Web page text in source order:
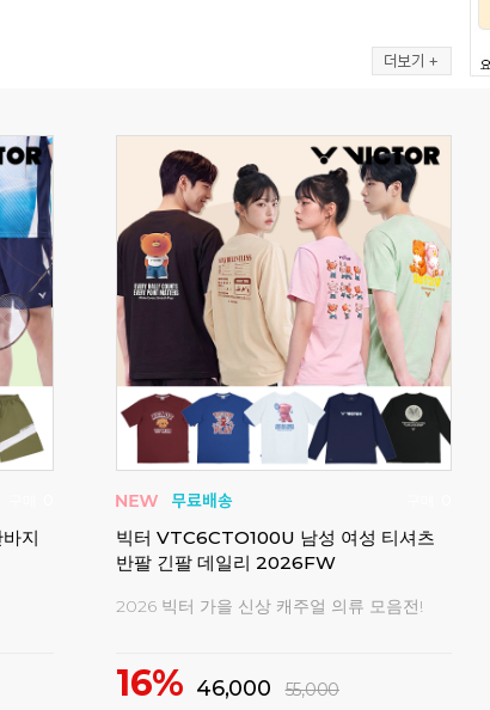
데일
요넥스 남성 여성 반팔 긴팔 배드민턴 티셔
츠 경기복 243TS009M
요넥스 시즌오프 아울렛!
72% 21,500 79,000